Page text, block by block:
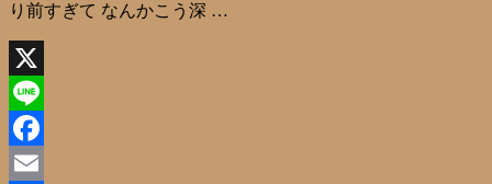
り前すぎて なんかこう深 …
X
Line
Facebook